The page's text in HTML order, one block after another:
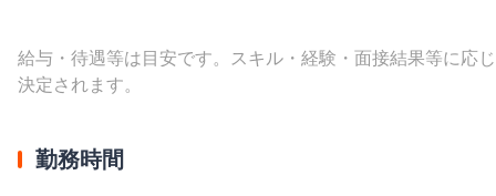
給与・待遇等は目安です。スキル・経験・面接結果等に応
決定されます。
勤務時間